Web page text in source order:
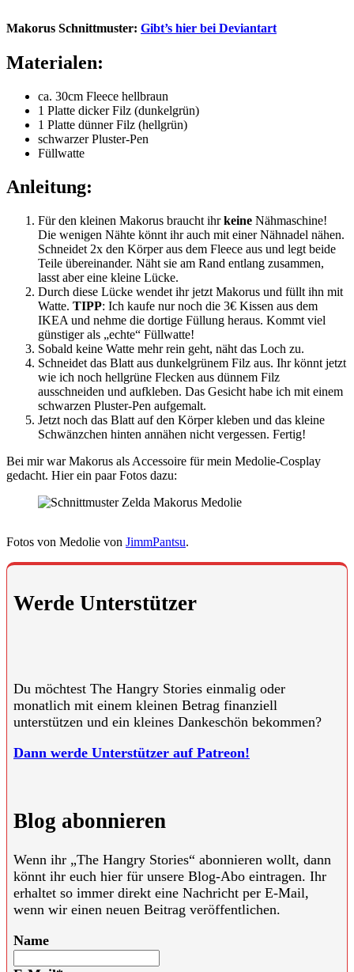
Makorus Schnittmuster: Gibt’s hier bei Deviantart
Materialen:
ca. 30cm Fleece hellbraun
1 Platte dicker Filz (dunkelgrün)
1 Platte dünner Filz (hellgrün)
schwarzer Pluster-Pen
Füllwatte
Anleitung:
Für den kleinen Makorus braucht ihrkeine Nähmaschine!
Die wenigen Nähte könnt ihr auch mit einer Nähnadel nähen.
Schneidet 2x den Körper aus dem Fleece aus und legt beide
Teile übereinander. Näht sie am Rand entlang zusammen,
lasst aber eine kleine Lücke.
Durch diese Lücke wendet ihr jetzt Makorus und füllt ihn mit
Watte. TIPP: Ich kaufe nur noch die 3€ Kissen aus dem
IKEA und nehme die dortige Füllung heraus. Kommt viel
günstiger als „echte“ Füllwatte!
Sobald keine Watte mehr rein geht, näht das Loch zu.
Schneidet das Blatt aus dunkelgrünem Filz aus. Ihr könnt jetzt
wie ich noch hellgrüne Flecken aus dünnem Filz
ausschneiden und aufkleben. Das Gesicht habe ich mit einem
schwarzen Pluster-Pen aufgemalt.
Jetzt noch das Blatt auf den Körper kleben und das kleine
Schwänzchen hinten annähen nicht vergessen. Fertig!
Bei mir war Makorus als Accessoire für mein Medolie-Cosplay
gedacht. Hier ein paar Fotos dazu:
Fotos von Medolie von JimmPantsu.
Werde Unterstützer
Du möchtest The Hangry Stories einmalig oder
monatlich mit einem kleinen Betrag finanziell
unterstützen und ein kleines Dankeschön bekommen?
Dann werde Unterstützer auf Patreon!
Blog abonnieren
Wenn ihr „The Hangry Stories“ abonnieren wollt, dann
könnt ihr euch hier für unsere Blog-Abo eintragen. Ihr
erhaltet so immer direkt eine Nachricht per E-Mail,
wenn wir einen neuen Beitrag veröffentlichen.
Name